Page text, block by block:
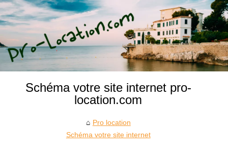
Schéma votre site internet pro-
location.com
Pro location
Schéma votre site internet